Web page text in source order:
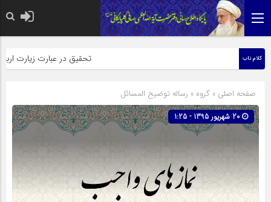
کلام ناب تحقیق در عبارت زیارت اربعین
صفحه اصلی » گروه » رساله توضیح المسائل